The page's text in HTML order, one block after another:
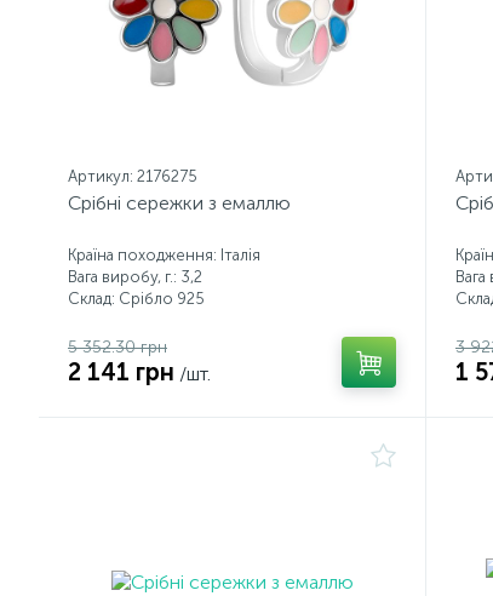
Артикул: 2176275
Срібні сережки з емаллю
Країна походження: Італія
Вага виробу, г.: 3,2
Склад: Срібло 925
5 352.30 грн
2 141 грн /шт.
3
1